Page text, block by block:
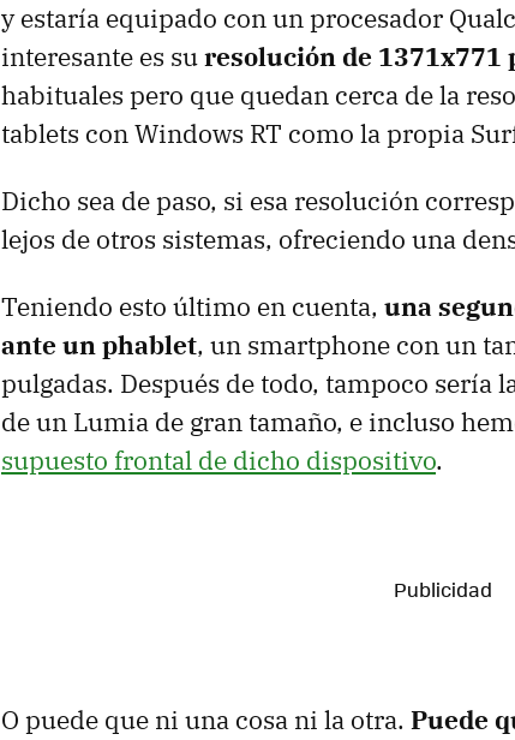
y estaría equipado con un procesador
interesante es suresolución de 1371x771
habituales pero que quedan cerca de la
tablets con Windows RT como la propia
Dicho sea de paso, si esa resolución
lejos de otros sistemas, ofreciendo una
Teniendo esto último en cuenta, una
ante un phablet, un smartphone con un
pulgadas. Después de todo, tampoco sería
de un Lumia de gran tamaño, e incluso
supuesto frontal de dicho dispositivo.
O puede que ni una cosa ni la otra. Puede